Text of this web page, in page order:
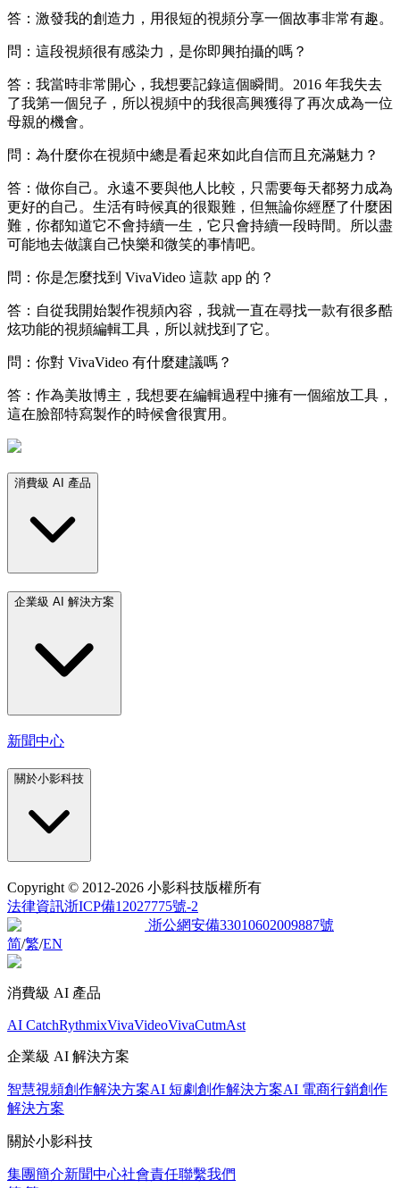
答：激發我的創造力，用很短的視頻分享一個故事非常有趣。
問：這段視頻很有感染力，是你即興拍攝的嗎？
答：我當時非常開心，我想要記錄這個瞬間。2016 年我失去
了我第一個兒子，所以視頻中的我很高興獲得了再次成為一位
母親的機會。
問：為什麼你在視頻中總是看起來如此自信而且充滿魅力？
答：做你自己。永遠不要與他人比較，只需要每天都努力成為
更好的自己。生活有時候真的很艱難，但無論你經歷了什麼困
難，你都知道它不會持續一生，它只會持續一段時間。所以盡
可能地去做讓自己快樂和微笑的事情吧。
問：你是怎麼找到 VivaVideo 這款 app 的？
答：自從我開始製作視頻內容，我就一直在尋找一款有很多酷
炫功能的視頻編輯工具，所以就找到了它。
問：你對 VivaVideo 有什麼建議嗎？
答：作為美妝博主，我想要在編輯過程中擁有一個縮放工具，
這在臉部特寫製作的時候會很實用。
消費級 AI 產品
企業級 AI 解決方案
新聞中心
關於小影科技
Copyright © 2012-2026 小影科技版權所有
法律資訊浙ICP備12027775號-2
浙公網安備33010602009887號
简/繁/EN
消費級 AI 產品
AI CatchRythmixVivaVideoVivaCutmAst
企業級 AI 解決方案
智慧視頻創作解決方案AI 短劇創作解決方案AI 電商行銷創作
解決方案
關於小影科技
集團簡介新聞中心社會責任聯繫我們